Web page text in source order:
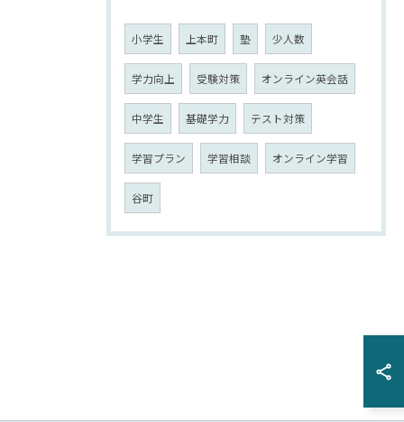
小学生 上本町 塾 少人数
学力向上 受験対策 オンライン英会話
中学生 基礎学力 テスト対策
学習プラン 学習相談 オンライン学習
谷町